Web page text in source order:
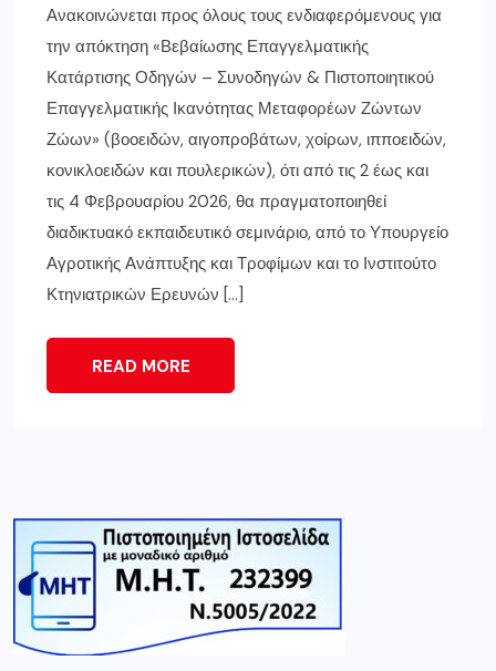
Ανακοινώνεται προς όλους τους ενδιαφερόμενους για
την απόκτηση «Βεβαίωσης Επαγγελματικής
Κατάρτισης Οδηγών – Συνοδηγών & Πιστοποιητικού
Επαγγελματικής Ικανότητας Μεταφορέων Ζώντων
Ζώων» (βοοειδών, αιγοπροβάτων, χοίρων, ιπποειδών,
κονικλοειδών και πουλερικών), ότι από τις 2 έως και
τις 4 Φεβρουαρίου 2026, θα πραγματοποιηθεί
διαδικτυακό εκπαιδευτικό σεμινάριο, από το Υπουργείο
Αγροτικής Ανάπτυξης και Τροφίμων και το Ινστιτούτο
Κτηνιατρικών Ερευνών […]
READ MORE